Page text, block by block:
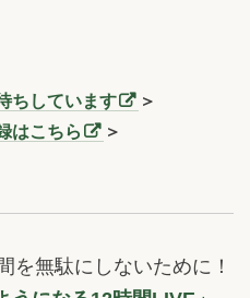
ちしています
＞
はこちら ＞
を無駄にしないために！